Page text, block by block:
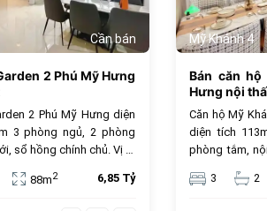
Cần bán
2 Phú Mỹ Hưng
2 Phú Mỹ Hưng diện
3 phòng ngủ, 2 phòng
sổ hồng chính chủ. Vị trí
để ở hoặc đầu tư.
88m2 6,85 Tỷ
Mỹ Khánh 4
Bán căn
Hưng nội
Căn hộ Mỹ
diện tích
phòng tắm,
tưởng cho an
3 2